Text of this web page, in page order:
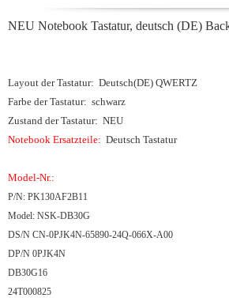
NEU Notebook Tastatur, deutsch (DE)
Layout der Tastatur: Deutsch(DE) QWERTZ
Farbe der Tastatur: schwarz
Zustand der Tastatur: NEU
Notebook Ersatzteile: Deutsch Tastatur
Model-Nr.:
P/N: PK130AF2B11
Model: NSK-DB30G
DS/N CN-0PJK4N-65890-24Q-066X-A00
DP/N 0PJK4N
DB30G16
24T000825